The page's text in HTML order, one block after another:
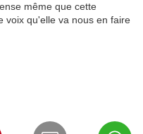
même que cette
voix qu'elle va nous en faire